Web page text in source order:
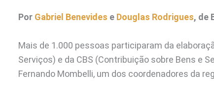
Por Gabriel Benevides e Douglas Rodrigues, de
Mais de 1.000 pessoas participaram da
Serviços) e da CBS (Contribuição sobre Bens e
Fernando Mombelli, um dos coordenadores da